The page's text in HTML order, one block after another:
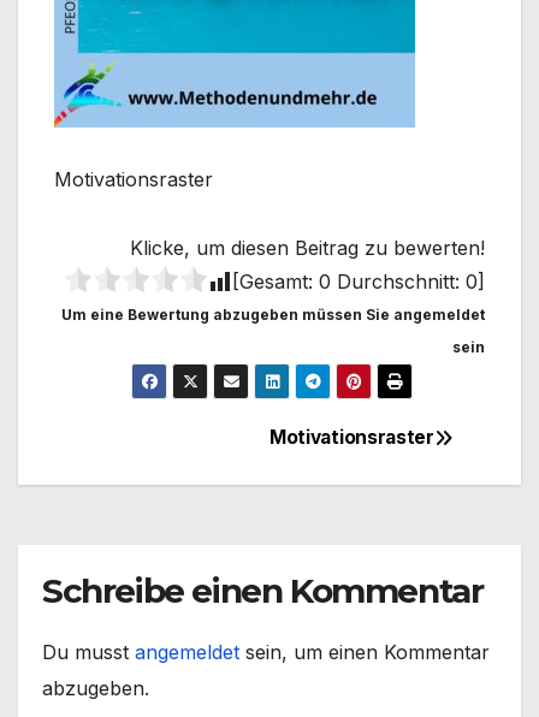
Motivationsraster
Klicke, um diesen Beitrag zu bewerten!
[Gesamt: 0 Durchschnitt: 0]
Um eine Bewertung abzugeben müssen Sie angemeldet
sein
Beitragsnavigation
Motivationsraster
Schreibe einen Kommentar
Du musst angemeldet sein, um einen Kommentar
abzugeben.